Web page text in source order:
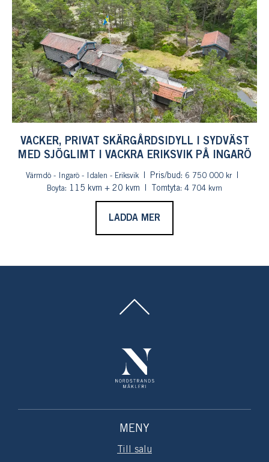
VACKER, PRIVAT SKÄRGÅRDSIDYLL I SYDVÄST
MED SJÖGLIMT I VACKRA ERIKSVIK PÅ INGARÖ
Värmdö - Ingarö - Idalen - Eriksvik Pris/bud: 6 750 000 kr
Boyta: 115 kvm + 20 kvm Tomtyta: 4 704 kvm
LADDA MER
MENY
Till salu